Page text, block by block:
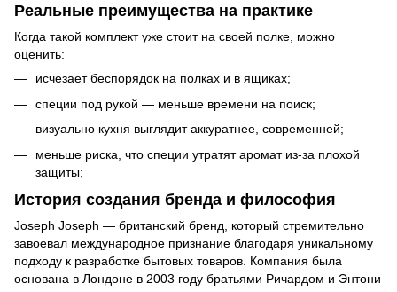
Реальные преимущества на практике
Когда такой комплект уже стоит на своей полке, можно
оценить:
исчезает беспорядок на полках и в ящиках;
специи под рукой — меньше времени на поиск;
визуально кухня выглядит аккуратнее, современней;
меньше риска, что специи утратят аромат из‑за плохой
защиты;
История создания бренда и философия
Joseph Joseph — британский бренд, который стремительно
завоевал международное признание благодаря уникальному
подходу к разработке бытовых товаров. Компания была
основана в Лондоне в 2003 году братьями Ричардом и Энтони